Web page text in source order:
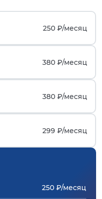
250 ₽/месяц
380 ₽/месяц
380 ₽/месяц
299 ₽/месяц
250 ₽/месяц